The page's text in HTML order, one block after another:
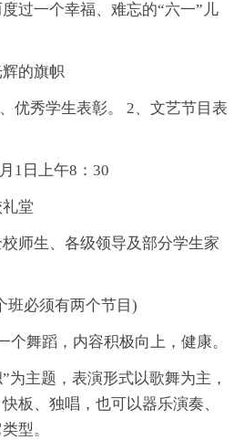
过一个幸福、难忘的“六一”儿
的旗帜
优秀学生表彰。 2、文艺节目表
1日上午8：30
堂
师生、各级领导及部分学生家
班必须有两个节目)
个舞蹈，内容积极向上，健康。
为主题，表演形式以歌舞为主，
板、独唱，也可以器乐演奏、
型。